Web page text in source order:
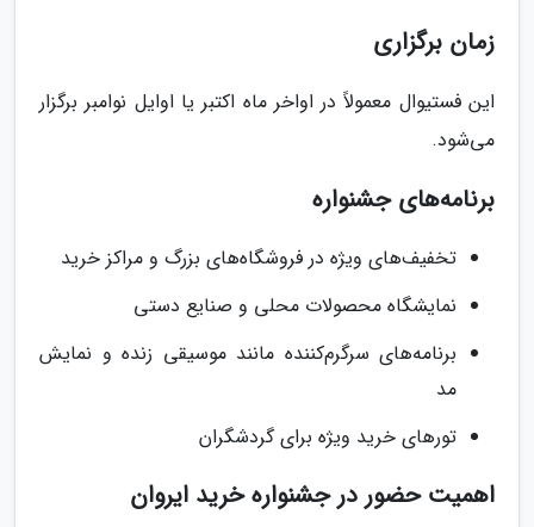
زمان برگزاری
این فستیوال معمولاً در اواخر ماه اکتبر یا اوایل نوامبر برگزار
می‌شود.
برنامه‌های جشنواره
تخفیف‌های ویژه در فروشگاه‌های بزرگ و مراکز خرید
نمایشگاه محصولات محلی و صنایع دستی
برنامه‌های سرگرم‌کننده مانند موسیقی زنده و نمایش
مد
تورهای خرید ویژه برای گردشگران
اهمیت حضور در جشنواره خرید ایروان